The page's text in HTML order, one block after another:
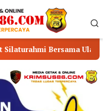
Ulama dan Masyarakat